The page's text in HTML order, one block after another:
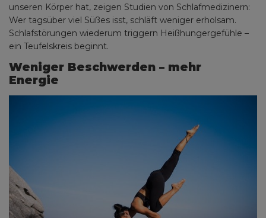
unseren Körper hat, zeigen Studien von Schlafmedizinern:
Wer tagsüber viel Süßes isst, schläft weniger erholsam.
Schlafstörungen wiederum triggern Heißhungergefühle –
ein Teufelskreis beginnt.
Weniger Beschwerden – mehr
Energie